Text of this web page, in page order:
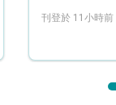
刊登於 11小時前